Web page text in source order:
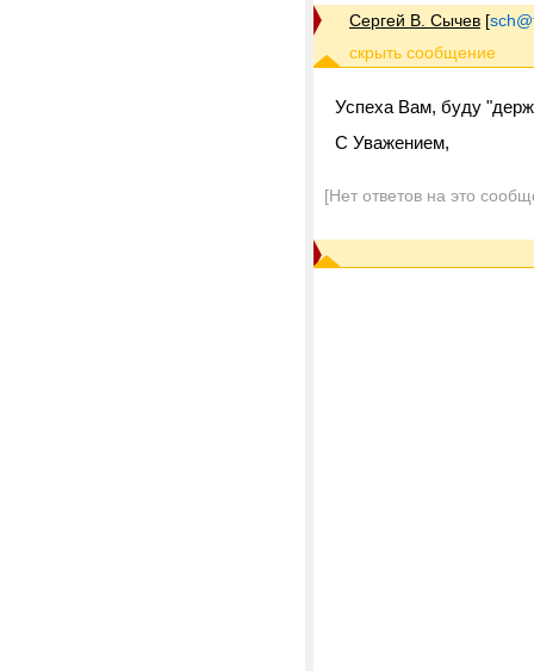
Сергей В. Сычев [
Успеха Вам, буду
C Уважением,
[Нет ответов на это